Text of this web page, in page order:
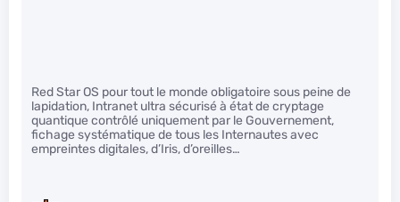
Red Star OS pour tout le monde obligatoire sous peine de
lapidation, Intranet ultra sécurisé à état de cryptage
quantique contrôlé uniquement par le Gouvernement,
fichage systématique de tous les Internautes avec
empreintes digitales, d’Iris, d’oreilles…